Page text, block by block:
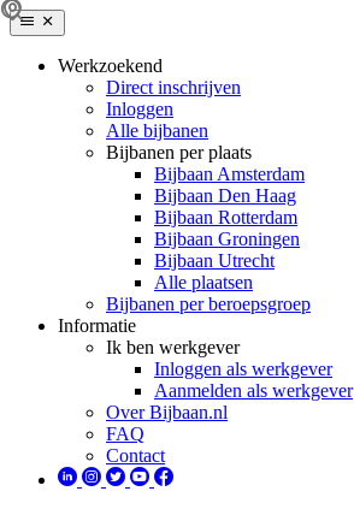
Werkzoekend
Direct inschrijven
Inloggen
Alle bijbanen
Bijbanen per plaats
Bijbaan Amsterdam
Bijbaan Den Haag
Bijbaan Rotterdam
Bijbaan Groningen
Bijbaan Utrecht
Alle plaatsen
Bijbanen per beroepsgroep
Informatie
Ik ben werkgever
Inloggen als werkgever
Aanmelden als werkgever
Over Bijbaan.nl
FAQ
Contact